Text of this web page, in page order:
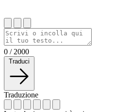
0 / 2000
Traduci
Traduzione